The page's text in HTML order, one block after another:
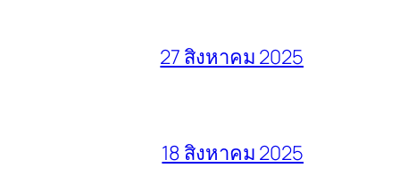
27 สิงหาคม 2025
18 สิงหาคม 2025